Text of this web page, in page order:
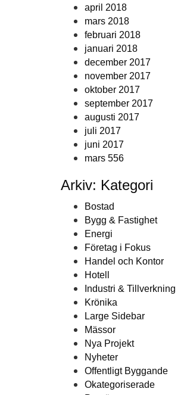
april 2018
mars 2018
februari 2018
januari 2018
december 2017
november 2017
oktober 2017
september 2017
augusti 2017
juli 2017
juni 2017
mars 556
Arkiv: Kategori
Bostad
Bygg & Fastighet
Energi
Företag i Fokus
Handel och Kontor
Hotell
Industri & Tillverkning
Krönika
Large Sidebar
Mässor
Nya Projekt
Nyheter
Offentligt Byggande
Okategoriserade